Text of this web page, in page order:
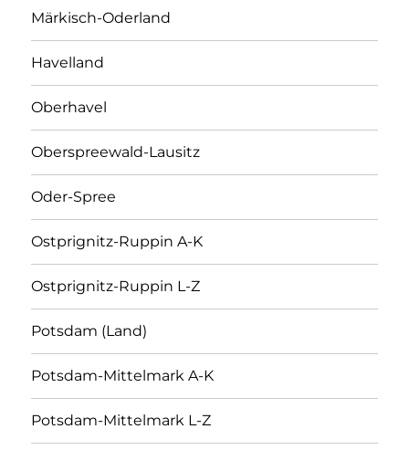
Märkisch-Oderland
Havelland
Oberhavel
Oberspreewald-Lausitz
Oder-Spree
Ostprignitz-Ruppin A-K
Ostprignitz-Ruppin L-Z
Potsdam (Land)
Potsdam-Mittelmark A-K
Potsdam-Mittelmark L-Z